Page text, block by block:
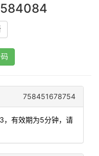
758451678754
，有效期为5分钟，请